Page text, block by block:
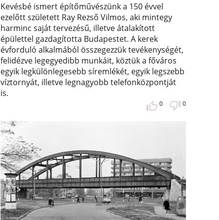
Kevésbé ismert építőművészünk a 150 évvel
ezelőtt született Ray Rezső Vilmos, aki mintegy
harminc saját tervezésű, illetve átalakított
épülettel gazdagította Budapestet. A kerek
évforduló alkalmából összegezzük tevékenységét,
felidézve legegyedibb munkáit, köztük a főváros
egyik legkülönlegesebb síremlékét, egyik legszebb
víztornyát, illetve legnagyobb telefonközpontját
is.
0 0